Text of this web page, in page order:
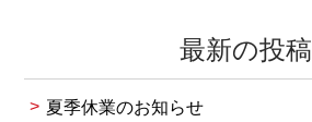
最新の投稿
夏季休業のお知らせ